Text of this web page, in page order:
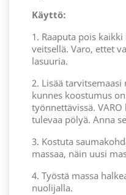
Käyttö:
1. Raaputa pois
veitsellä. Varo, ettet
lasuuria.
2. Lisää
kunnes koostumus
työnnettävissä.
tulevaa pölyä. Anna
3. Kostuta
massaa, näin uusi
4. Työstä massa
nuolijalla.